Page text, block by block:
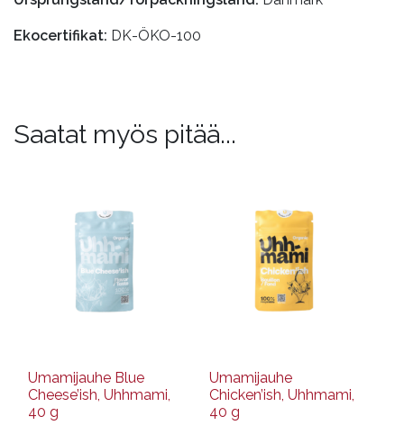
Ekocertifikat: DK-ÖKO-100
Saatat myös pitää...
Umamijauhe Blue
Cheese’ish, Uhhmami,
40 g
Umamijauhe
Chicken’ish, Uhhmami,
40 g